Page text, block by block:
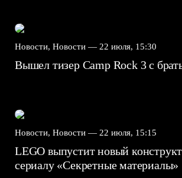
Новости, Новости — 22 июля, 15:30
Вышел тизер Camp Rock 3 с
Новости, Новости — 22 июля, 15:15
LEGO выпустит новый
сериалу «Секретные материалы»